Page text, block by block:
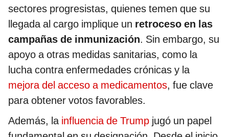
sectores progresistas, quienes temen que su
llegada al cargo implique un retroceso en las
campañas de inmunización. Sin embargo, su
apoyo a otras medidas sanitarias, como la
lucha contra enfermedades crónicas y la
mejora del acceso a medicamentos, fue clave
para obtener votos favorables.
Además, la influencia de Trump jugó un papel